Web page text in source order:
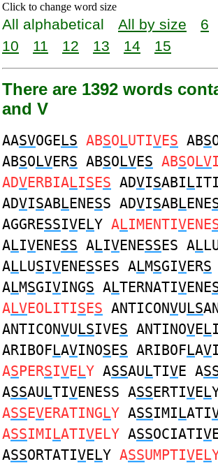
Click to change word size
All alphabetical All by size 6
10
11 12 13 14 15
There are 1392 words
and V
AASVOGELS ABSOLUTIVES ABS
ABSOLVERS ABSOLVES ABSOLV
ADVERBIALISES ADVISABIL
ADVISABLENESS ADVISABLENE
AGGRESSIVELY ALIMENTIVENE
ALIVENESS ALIVENESSES AL
ALLUSIVENESSES ALMSGIVERS
ALMSGIVINGS ALTERNATIVENE
ALVEOLITISES ANTICONVULS
ANTICONVULSIVES ANTINOVELI
ARIBOFLAVINOSES ARIBOFLAV
ASPERSIVELY ASSAULTIVE A
ASSAULTIVENESS ASSERTIVEL
ASSEVERATINGLY ASSIMILATI
ASSIMILATIVELY ASSOCIATIV
ASSORTATIVELY ASSUMPTIVEL